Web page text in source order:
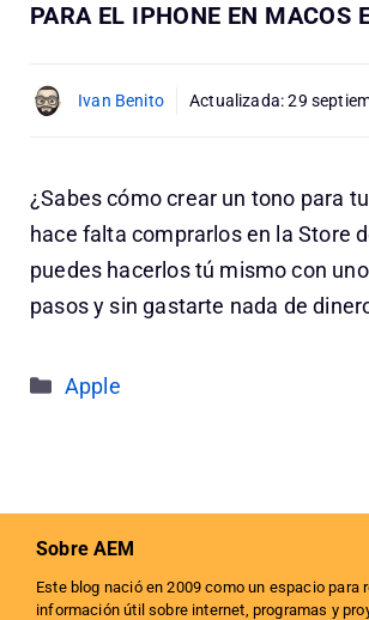
PARA EL IPHONE EN MACOS
Ivan Benito Actualizada:29
¿Sabes cómo crear un tono para
hace falta comprarlos en la Store
puedes hacerlos tú mismo con
pasos y sin gastarte nada de
Categorías
Apple
Sobre AEM
Este blog nació en 2009 como un espacio para
información útil sobre internet, programas y